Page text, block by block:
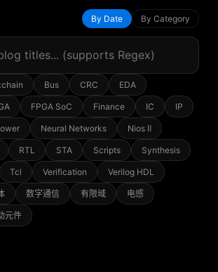
By Date By Category
Bus CRC EDA
FPGA SoC Finance IC IP
Neural Networks Nios Ⅱ
RTL STA Scripts Synthesis
Tcl Verification Verilog HDL
数字通信 有限域 电感
元件